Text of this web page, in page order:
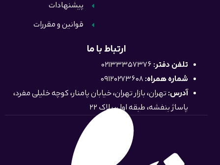
پیشنهادات
قوانین و مقررات
ارتباط با ما
تلفن دفتر: 02133357376
شماره همراه: 09120273608
آدرس: تهران، بازار تهران، خیابان پامنار، کوچه خلیلی مفرد،
پاساژ بنفشه، طبقه اول، پلاک 22